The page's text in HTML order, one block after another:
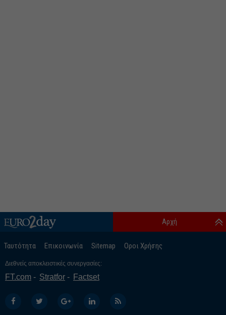
Ταυτότητα Επικοινωνία Sitemap Οροι Χρήσης
Αρχή
Διεθνείς αποκλειστικές συνεργασίες:
FT.com Stratfor Factset